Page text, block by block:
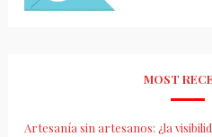
MOST
Artesanía sin artesanos: ¿la